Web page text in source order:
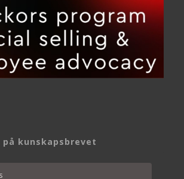
på kunskapsbrevet